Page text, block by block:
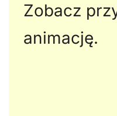
Zobacz
animację.